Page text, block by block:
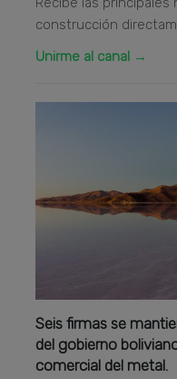
construcción
Unirme al canal →
Seis firmas se
del gobierno
comercial del metal.